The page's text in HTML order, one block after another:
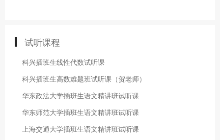
试听课程
科兴插班生线性代数试听课
科兴插班生高数难题班试听课（贺老师）
华东政法大学插班生语文精讲班试听课
华东师范大学插班生语文精讲班试听课
上海交通大学插班生语文精讲班试听课